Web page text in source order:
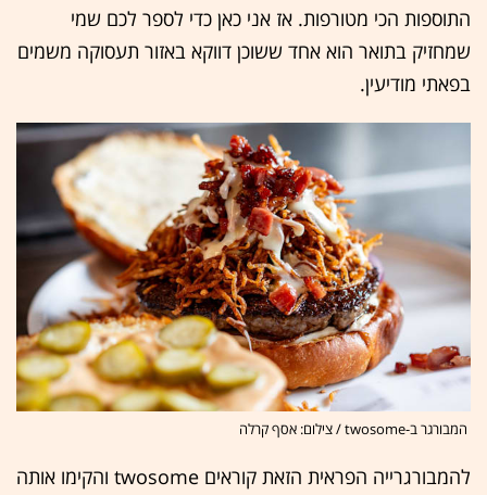
התוספות הכי מטורפות. אז אני כאן כדי לספר לכם שמי
שמחזיק בתואר הוא אחד ששוכן דווקא באזור תעסוקה משמים
בפאתי מודיעין.
המבורגר ב-twosome / צילום: אסף קרלה
להמבורגרייה הפראית הזאת קוראים twosome והקימו אותה